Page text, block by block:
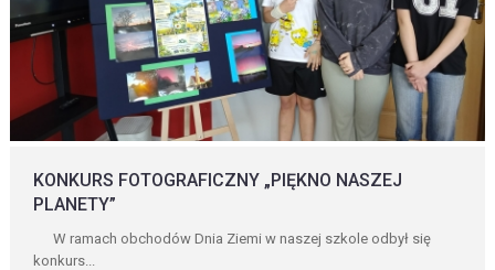
KONKURS FOTOGRAFICZNY „PIĘKNO NASZEJ
PLANETY”
W ramach obchodów Dnia Ziemi w naszej szkole odbył się
konkurs...